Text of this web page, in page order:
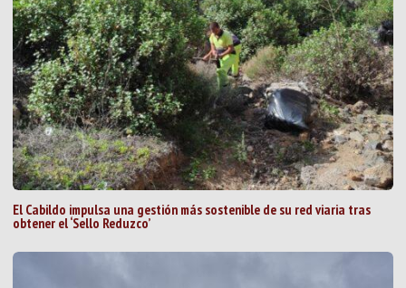
El Cabildo impulsa una gestión más sostenible de su red viaria tras
obtener el ‘Sello Reduzco’